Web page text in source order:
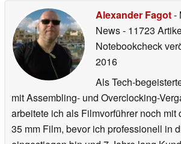
Alexander Fagot-
News- 11723
Notebookcheck
2016
Als Tech-
mit Assembling- und Overclocking-
arbeitete ich als Filmvorführer noch mit
35 mm Film, bevor ich professionell in